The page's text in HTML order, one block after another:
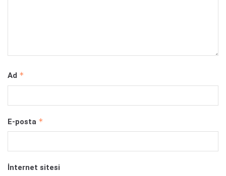
Ad *
E-posta *
İnternet sitesi